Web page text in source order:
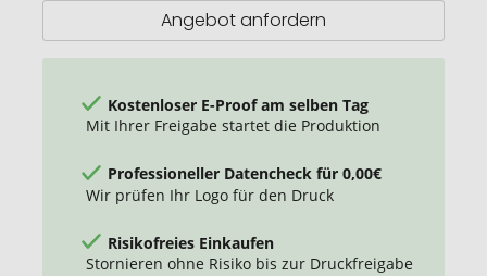
Angebot anfordern
Kostenloser E-Proof am selben Tag
Mit Ihrer Freigabe startet die Produktion
Professioneller Datencheck für 0,00€
Wir prüfen Ihr Logo für den Druck
Risikofreies Einkaufen
Stornieren ohne Risiko bis zur Druckfreigabe